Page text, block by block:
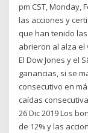
pm CST, Monday,
las acciones y
que han tenido las
abrieron al alza
El Dow Jones y el
ganancias, si se
consecutivo en
caídas
26 Dic 2019 Los
de 12% y las